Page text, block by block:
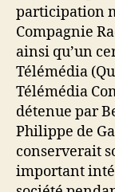
participation
Compagnie
ainsi qu’un
Télémédia
Télémédia
détenue par
Philippe de
conserverait
important